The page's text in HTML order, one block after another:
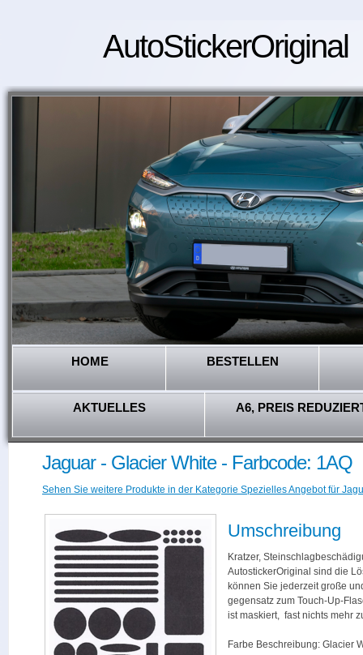
AutoStickerOriginal
HOME BESTELLEN
AKTUELLES A6, PREIS
Jaguar - Glacier White - Farbcode: 1AQ
Sehen Sie weitere Produkte in der Kategorie Spezielles Angebot für
Umschreibung
Kratzer,
AutostickerOriginal sind die
können Sie jederzeit große
gegensatz zum Touch-Up-
ist maskiert, fast nichts mehr
Farbe Beschreibung: Glacier